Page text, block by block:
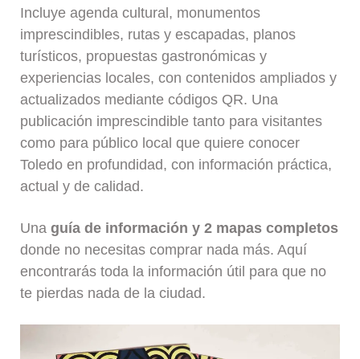
Incluye agenda cultural, monumentos
imprescindibles, rutas y escapadas, planos
turísticos, propuestas gastronómicas y
experiencias locales, con contenidos ampliados y
actualizados mediante códigos QR. Una
publicación imprescindible tanto para visitantes
como para público local que quiere conocer
Toledo en profundidad, con información práctica,
actual y de calidad.
Unaguía de información y 2 mapas completos
donde no necesitas comprar nada más. Aquí
encontrarás toda la información útil para que no
te pierdas nada de la ciudad.